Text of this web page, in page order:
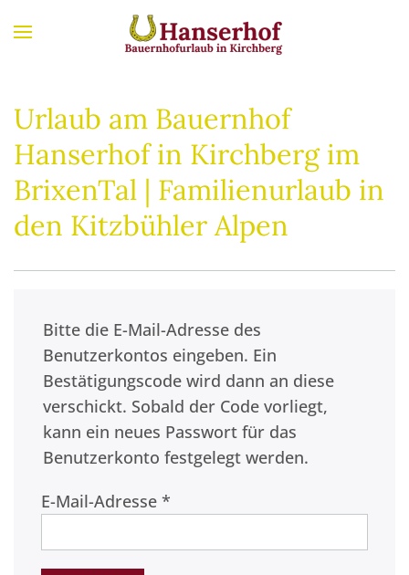
Zum Hauptinhalt springen
Urlaub am Bauernhof
Hanserhof in Kirchberg im
BrixenTal | Familienurlaub in
den Kitzbühler Alpen
Bitte die E-Mail-Adresse des
Benutzerkontos eingeben. Ein
Bestätigungscode wird dann an diese
verschickt. Sobald der Code vorliegt,
kann ein neues Passwort für das
Benutzerkonto festgelegt werden.
E-Mail-Adresse *